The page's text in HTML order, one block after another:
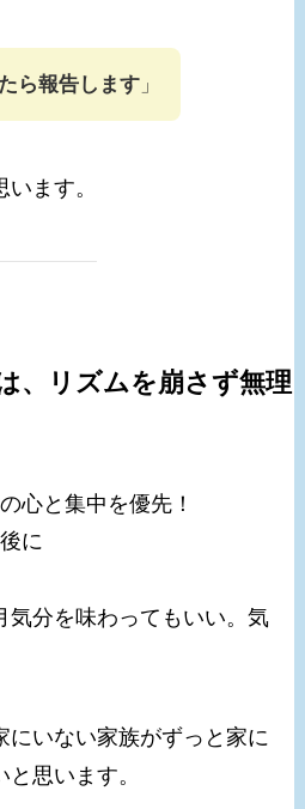
ら報告します 」
ます。
、リズムを崩さず無理
心と集中を優先！
に
気分を味わってもいい。気
にいない家族がずっと家に
思います。